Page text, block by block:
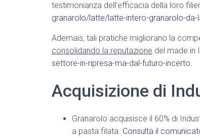
testimonianza dell’efficacia della loro
granarolo/latte/latte-intero-granarolo-
Ademais, tali pratiche migliorano la
consolidando la reputazione del made in
settore-in-ripresa-ma-dal-futuro-incerto.
Acquisizione di
Granarolo acquisisce il 60% di
a pasta filata. Consulta il